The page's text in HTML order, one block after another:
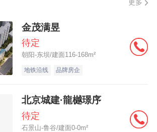
、空气湿度 如果你居住的城市
，6~8层佳。首先空气湿度较
较低，上不来;其次潮湿气候下
9~13层会腥，至于14层以上
城市别临海，否侧高气压刮海
飘进来。如果是内地的干燥气
层和13层以上都不错。本条所
的气候因素。 2、空气污染指
更多
金茂满昱
待定
朝阳-东坝/建面116-168m²
地铁沿线 品牌房企
北京城建·龍樾璟序
待定
石景山-鲁谷/建面0-0m²